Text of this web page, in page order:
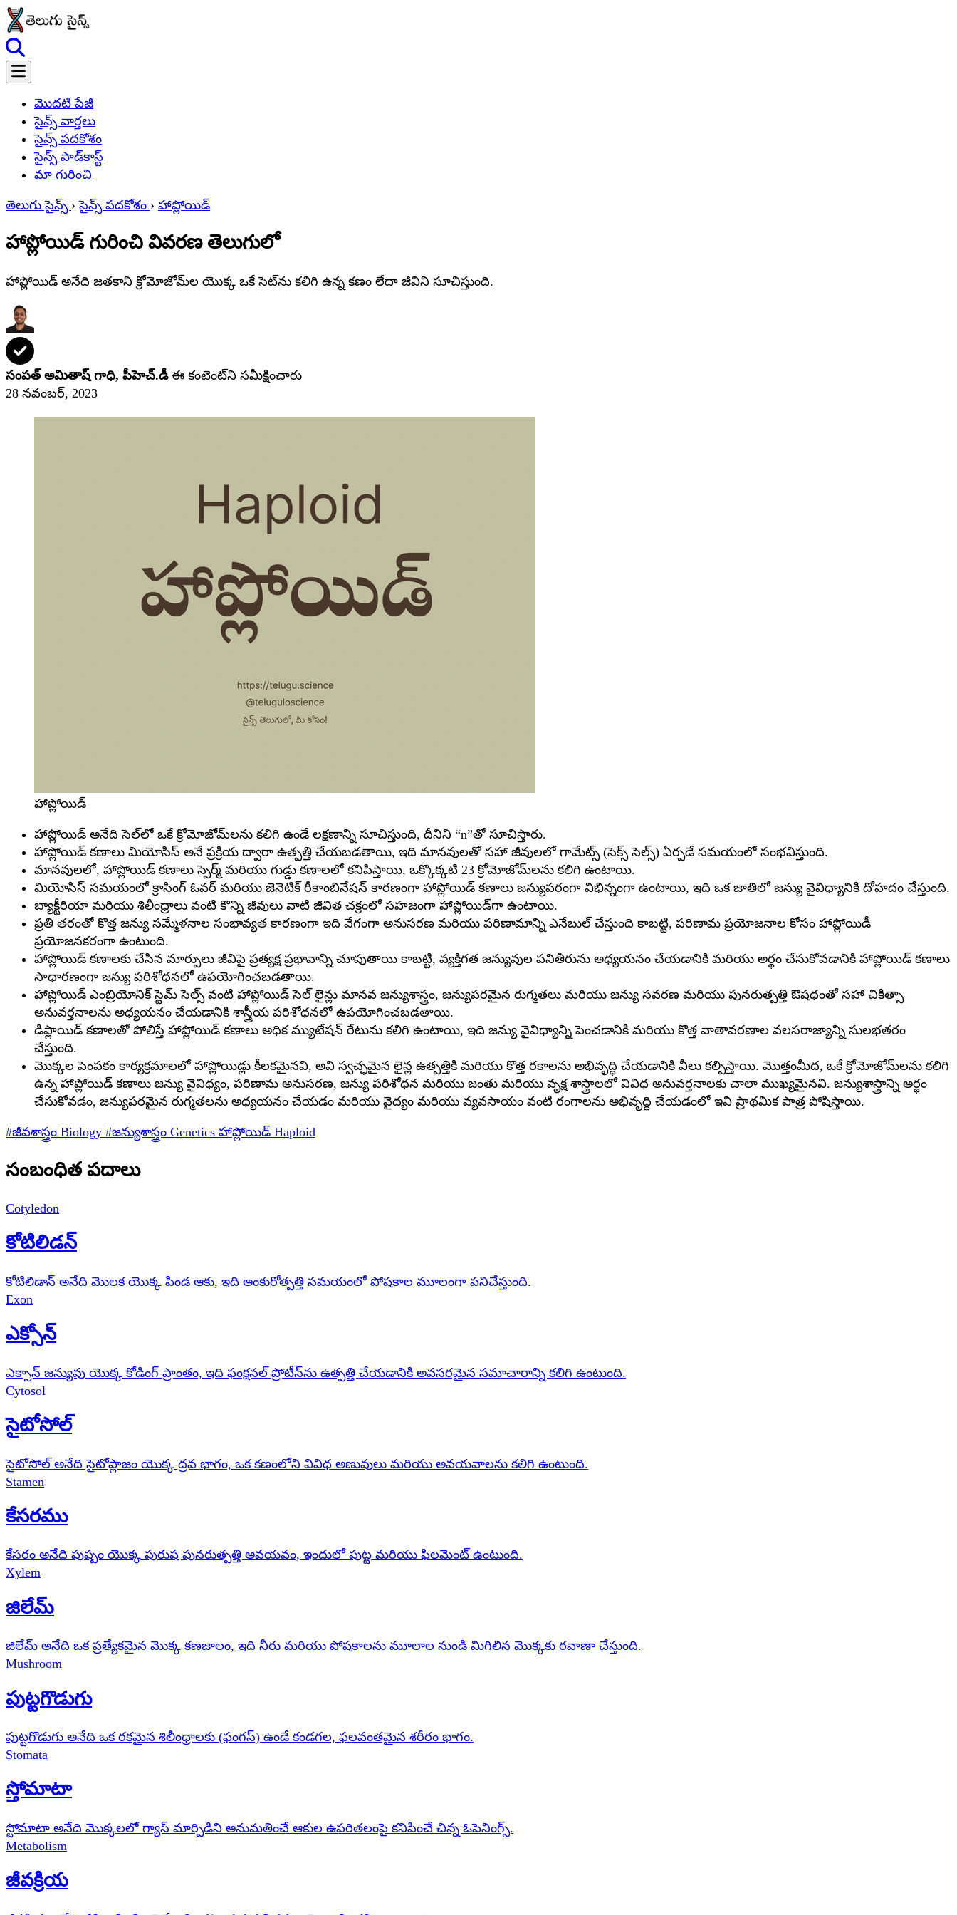
మొదటి పేజీ
సైన్స్ వార్తలు
సైన్స్ పదకోశం
సైన్స్ పాడ్‌కాస్ట్
మా గురించి
తెలుగు సైన్స్ › సైన్స్ పదకోశం › హాప్లోయిడ్
హాప్లోయిడ్ గురించి వివరణ తెలుగులో
హాప్లోయిడ్ అనేది జతకాని క్రోమోజోమ్‌ల యొక్క ఒకే సెట్‌ను కలిగి ఉన్న కణం లేదా జీవిని సూచిస్తుంది.
సంపత్ అమితాష్ గాధి, పీహెచ్‌.డీఈ కంటెంట్‌ని సమీక్షించారు
28 నవంబర్, 2023
హాప్లోయిడ్
హాప్లోయిడ్ అనేది సెల్‌లో ఒకే క్రోమోజోమ్‌లను కలిగి ఉండే లక్షణాన్ని సూచిస్తుంది, దీనిని “n”తో సూచిస్తారు.
హాప్లోయిడ్ కణాలు మియోసిస్ అనే ప్రక్రియ ద్వారా ఉత్పత్తి చేయబడతాయి, ఇది మానవులతో సహా జీవులలో గామేట్స్ (సెక్స్ సెల్స్) ఏర్పడే సమయంలో సంభవిస్తుంది.
మానవులలో, హాప్లోయిడ్ కణాలు స్పెర్మ్ మరియు గుడ్డు కణాలలో కనిపిస్తాయి, ఒక్కొక్కటి 23 క్రోమోజోమ్‌లను కలిగి ఉంటాయి.
మియోసిస్ సమయంలో క్రాసింగ్ ఓవర్ మరియు జెనెటిక్ రీకాంబినేషన్ కారణంగా హాప్లోయిడ్ కణాలు జన్యుపరంగా విభిన్నంగా ఉంటాయి, ఇది ఒక జాతిలో జన్యు వైవిధ్యానికి దోహదం చేస్తుంది.
బ్యాక్టీరియా మరియు శిలీంధ్రాలు వంటి కొన్ని జీవులు వాటి జీవిత చక్రంలో సహజంగా హాప్లోయిడ్‌గా ఉంటాయి.
ప్రతి తరంతో కొత్త జన్యు సమ్మేళనాల సంభావ్యత కారణంగా ఇది వేగంగా అనుసరణ మరియు పరిణామాన్ని ఎనేబుల్ చేస్తుంది కాబట్టి, పరిణామ ప్రయోజనాల కోసం హాప్లోయిడీ
ప్రయోజనకరంగా ఉంటుంది.
హాప్లోయిడ్ కణాలకు చేసిన మార్పులు జీవిపై ప్రత్యక్ష ప్రభావాన్ని చూపుతాయి కాబట్టి, వ్యక్తిగత జన్యువుల పనితీరును అధ్యయనం చేయడానికి మరియు అర్థం చేసుకోవడానికి హాప్లోయిడ్ కణాలు
సాధారణంగా జన్యు పరిశోధనలో ఉపయోగించబడతాయి.
హాప్లోయిడ్ ఎంబ్రియోనిక్ స్టెమ్ సెల్స్ వంటి హాప్లోయిడ్ సెల్ లైన్లు మానవ జన్యుశాస్త్రం, జన్యుపరమైన రుగ్మతలు మరియు జన్యు సవరణ మరియు పునరుత్పత్తి ఔషధంతో సహా చికిత్సా
అనువర్తనాలను అధ్యయనం చేయడానికి శాస్త్రీయ పరిశోధనలో ఉపయోగించబడతాయి.
డిప్లాయిడ్ కణాలతో పోలిస్తే హాప్లోయిడ్ కణాలు అధిక మ్యుటేషన్ రేటును కలిగి ఉంటాయి, ఇది జన్యు వైవిధ్యాన్ని పెంచడానికి మరియు కొత్త వాతావరణాల వలసరాజ్యాన్ని సులభతరం
చేస్తుంది.
మొక్కల పెంపకం కార్యక్రమాలలో హాప్లోయిడ్లు కీలకమైనవి, అవి స్వచ్ఛమైన లైన్ల ఉత్పత్తికి మరియు కొత్త రకాలను అభివృద్ధి చేయడానికి వీలు కల్పిస్తాయి. మొత్తంమీద, ఒకే క్రోమోజోమ్‌లను కలిగి
ఉన్న హాప్లోయిడ్ కణాలు జన్యు వైవిధ్యం, పరిణామ అనుసరణ, జన్యు పరిశోధన మరియు జంతు మరియు వృక్ష శాస్త్రాలలో వివిధ అనువర్తనాలకు చాలా ముఖ్యమైనవి. జన్యుశాస్త్రాన్ని అర్థం
చేసుకోవడం, జన్యుపరమైన రుగ్మతలను అధ్యయనం చేయడం మరియు వైద్యం మరియు వ్యవసాయం వంటి రంగాలను అభివృద్ధి చేయడంలో ఇవి ప్రాథమిక పాత్ర పోషిస్తాయి.
#జీవశాస్త్రం Biology #జన్యుశాస్త్రం Genetics హాప్లోయిడ్ Haploid
సంబంధిత పదాలు
Cotyledon
కోటిలిడన్
కోటిలిడాన్ అనేది మొలక యొక్క పిండ ఆకు, ఇది అంకురోత్పత్తి సమయంలో పోషకాల మూలంగా పనిచేస్తుంది.
Exon
ఎక్సోన్
ఎక్సాన్ జన్యువు యొక్క కోడింగ్ ప్రాంతం, ఇది ఫంక్షనల్ ప్రోటీన్‌ను ఉత్పత్తి చేయడానికి అవసరమైన సమాచారాన్ని కలిగి ఉంటుంది.
Cytosol
సైటోసోల్
సైటోసోల్ అనేది సైటోప్లాజం యొక్క ద్రవ భాగం, ఒక కణంలోని వివిధ అణువులు మరియు అవయవాలను కలిగి ఉంటుంది.
Stamen
కేసరము
కేసరం అనేది పుష్పం యొక్క పురుష పునరుత్పత్తి అవయవం, ఇందులో పుట్ట మరియు ఫిలమెంట్ ఉంటుంది.
Xylem
జిలేమ్
జిలేమ్ అనేది ఒక ప్రత్యేకమైన మొక్క కణజాలం, ఇది నీరు మరియు పోషకాలను మూలాల నుండి మిగిలిన మొక్కకు రవాణా చేస్తుంది.
Mushroom
పుట్టగొడుగు
పుట్టగొడుగు అనేది ఒక రకమైన శిలీంధ్రాలకు (ఫంగస్) ఉండే కండగల, ఫలవంతమైన శరీరం భాగం.
Stomata
స్తోమాటా
స్టోమాటా అనేది మొక్కలలో గ్యాస్ మార్పిడిని అనుమతించే ఆకుల ఉపరితలంపై కనిపించే చిన్న ఓపెనింగ్స్.
Metabolism
జీవక్రియ